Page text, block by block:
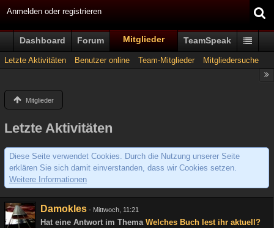
Anmelden oder registrieren
Dashboard Forum Mitglieder TeamSpeak
Letzte Aktivitäten Benutzer online Team-Mitglieder Mitgliedersuche
Mitglieder
Letzte Aktivitäten
Diese Seite verwendet Cookies. Durch die Nutzung unserer Seite
erklären Sie sich damit einverstanden, dass wir Cookies setzen.
Weitere Informationen
Damokles - Mittwoch, 11:21
Hat eine Antwort im Thema Welches Buch lest ihr aktuell?